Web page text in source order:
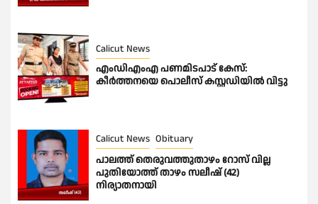
Calicut News
എംഡിഎംഎ പണമിടപാട് കേസ്:
കീർത്തനയെ പൊലീസ് കസ്റ്റഡിയിൽ വിട്ടു
Calicut News Obituary
പാലത്ത് തെരുവത്തുതാഴം റോസ് വില്ല
പുതിയോത്ത് താഴം സലീഷ് (42)
നിര്യാതനായി